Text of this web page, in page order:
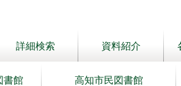
詳細検索 資料紹介
書館
高知市民図書館